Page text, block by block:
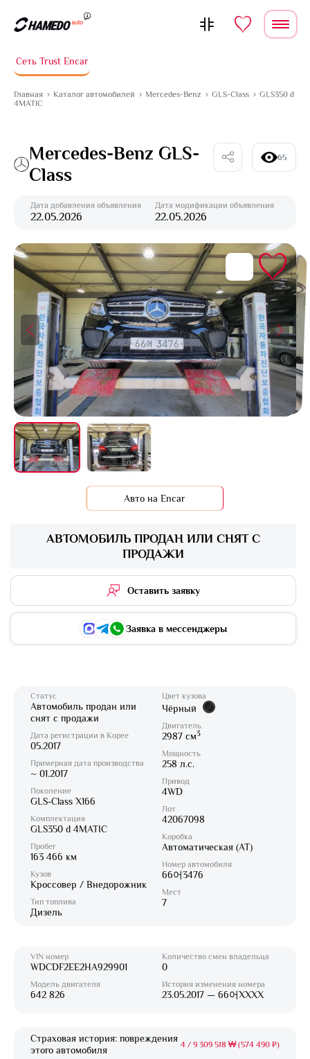
Сеть Trust Encar
Главная Каталог автомобилей Mercedes-Benz GLS-Class
GLS350 d
4MATIC
Mercedes-Benz GLS-
Class
65
Дата добавления объявления
22.05.2026
Дата модификации объявления
22.05.2026
АВТОМОБИЛЬ ПРОДАН ИЛИ СНЯТ С
ПРОДАЖИ
Оставить заявку
Заявка в мессенджеры
Статус
Автомобиль продан или
снят с продажи
Дата регистрации в Корее
05.2017
Примерная дата производства
~ 01.2017
Поколение
GLS-Class X166
Комплектация
GLS350 d 4MATIC
Пробег
163 466 км
Кузов
Кроссовер / Внедорожник
Тип топлива
Дизель
Цвет кузова
Чёрный
Двигатель
2987 см3
Мощность
258 л.с.
Привод
4WD
Лот
42067098
Коробка
Автоматическая (AT)
Номер автомобиля
66어3476
Мест
7
VIN номер
WDCDF2EE2HA929901
Модель двигателя
642 826
Количество смен владельца
0
История изменения номера
23.05.2017 — 66어XXXX
Страховая история: повреждения
этого автомобиля
4 / 9 309 518 ₩ (574 490 ₽)
Авто на Encar